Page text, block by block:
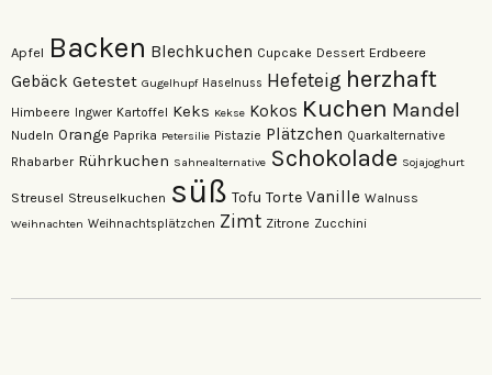
Apfel Backen Blechkuchen Cupcake Dessert Erdbeere
Gebäck Getestet Gugelhupf Haselnuss Hefeteig herzhaft
Himbeere Ingwer Kartoffel Keks Kekse Kokos Kuchen Mandel
Nudeln Orange Paprika Petersilie Pistazie Plätzchen Quarkalternative
Rhabarber Rührkuchen Sahnealternative Schokolade Sojajoghurt
Streusel Streuselkuchen süß Tofu Torte Vanille Walnuss
Weihnachten Weihnachtsplätzchen Zimt Zitrone Zucchini